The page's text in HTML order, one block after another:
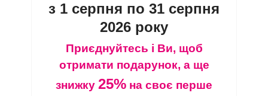
з 1 серпня по 31 серпня
2026 року
Приєднуйтесь і Ви, щоб
отримати подарунок, а ще
знижку 25% на своє перше